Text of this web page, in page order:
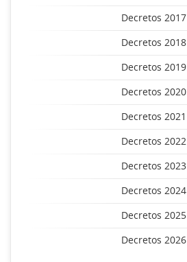
Decretos 2017
Decretos 2018
Decretos 2019
Decretos 2020
Decretos 2021
Decretos 2022
Decretos 2023
Decretos 2024
Decretos 2025
Decretos 2026